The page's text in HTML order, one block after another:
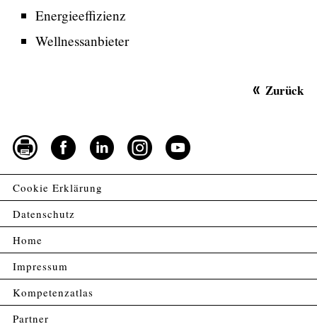
Energieeffizienz
Wellnessanbieter
Zurück
Cookie Erklärung
Datenschutz
Home
Impressum
Kompetenzatlas
Partner